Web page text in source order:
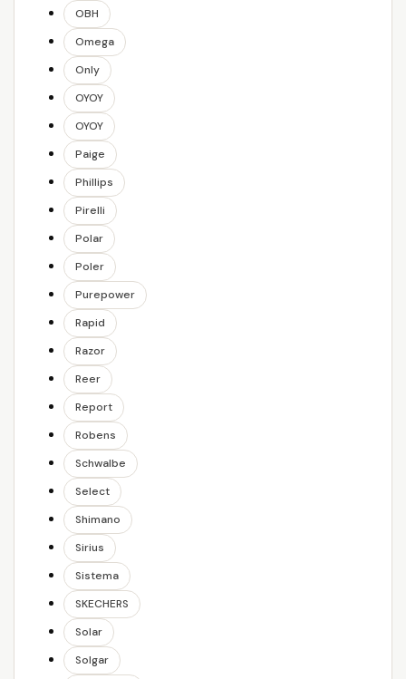
OBH
Omega
Only
OYOY
OYOY
Paige
Phillips
Pirelli
Polar
Poler
Purepower
Rapid
Razor
Reer
Report
Robens
Schwalbe
Select
Shimano
Sirius
Sistema
SKECHERS
Solar
Solgar